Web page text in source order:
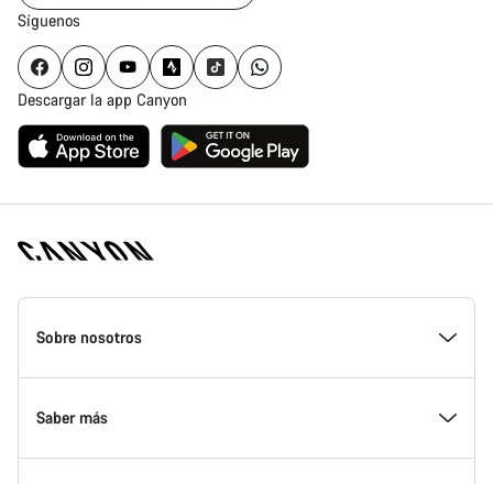
Síguenos
Descargar la app Canyon
Canyon
Homepage
Sobre nosotros
Conoce Canyon
Saber más